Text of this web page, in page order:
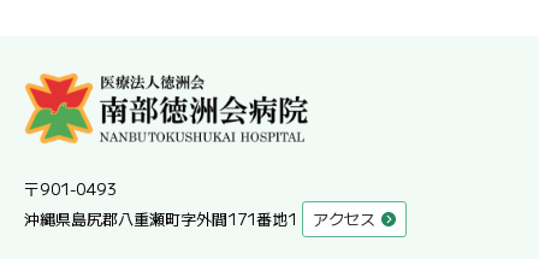
〒901-0493
沖縄県島尻郡八重瀬町字外間171番地1
アクセス